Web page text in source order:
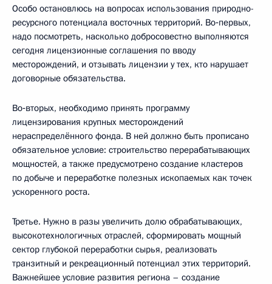
Особо остановлюсь на вопросах использования природно-
ресурсного потенциала восточных территорий. Во‑первых,
надо посмотреть, насколько добросовестно выполняются
сегодня лицензионные соглашения по вводу
месторождений, и отзывать лицензии у тех, кто нарушает
договорные обязательства.
Во‑вторых, необходимо принять программу
лицензирования крупных месторождений
нераспределённого фонда. В ней должно быть прописано
обязательное условие: строительство перерабатывающих
мощностей, а также предусмотрено создание кластеров
по добыче и переработке полезных ископаемых как точек
ускоренного роста.
Третье. Нужно в разы увеличить долю обрабатывающих,
высокотехнологичных отраслей, сформировать мощный
сектор глубокой переработки сырья, реализовать
транзитный и рекреационный потенциал этих территорий.
Важнейшее условие развития региона – создание